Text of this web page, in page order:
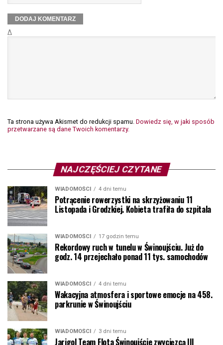
Δ
Ta strona używa Akismet do redukcji spamu. Dowiedz się, w jaki sposób
przetwarzane są dane Twoich komentarzy.
NAJCZĘŚCIEJ CZYTANE
WIADOMOŚCI 4 dni temu
Potrącenie rowerzystki na skrzyżowaniu 11
Listopada i Grodzkiej. Kobieta trafiła do szpitala
WIADOMOŚCI 17 godzin temu
Rekordowy ruch w tunelu w Świnoujściu. Już do
godz. 14 przejechało ponad 11 tys. samochodów
WIADOMOŚCI 4 dni temu
Wakacyjna atmosfera i sportowe emocje na 458.
parkrunie w Świnoujściu
WIADOMOŚCI 3 dni temu
Jarigol Team Flota Świnoujście zwycięzcą III